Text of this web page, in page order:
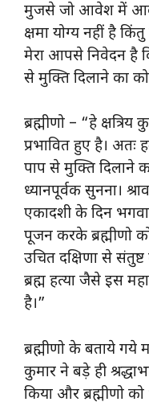
मुजसे जो आवेश में
क्षमा योग्य नहीं है
मेरा आपसे निवेदन है
से मुक्ति दिलाने का
ब्रह्मीणो – “हे
प्रभावित हुए है। अतः
पाप से मुक्ति दिलाने
ध्यानपूर्वक सुनना।
एकादशी के दिन
पूजन करके ब्रह्मीणो
उचित दक्षिणा से
ब्रह्म हत्या जैसे इस
है।”
ब्रह्मीणो के बताये गये
कुमार ने बड़े ही
किया और ब्रह्मीणो